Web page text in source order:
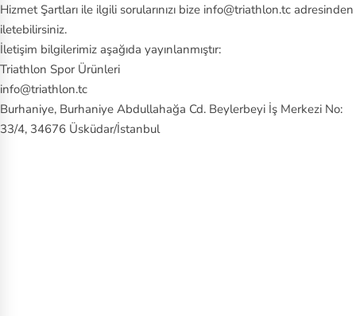
Hizmet Şartları ile ilgili sorularınızı bize info@triathlon.tc adresinden
iletebilirsiniz.
İletişim bilgilerimiz aşağıda yayınlanmıştır:
Triathlon Spor Ürünleri
info@triathlon.tc
Burhaniye, Burhaniye Abdullahağa Cd. Beylerbeyi İş Merkezi No:
33/4, 34676 Üsküdar/İstanbul